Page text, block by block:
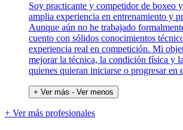
Soy practicante y competidor de boxeo
amplia experiencia en entrenamiento y
Aunque aún no he trabajado
cuento con sólidos conocimientos
experiencia real en competición. Mi
mejorar la técnica, la condición física y
quienes quieran iniciarse o progresar en
+ Ver más - Ver menos
+ Ver más profesionales